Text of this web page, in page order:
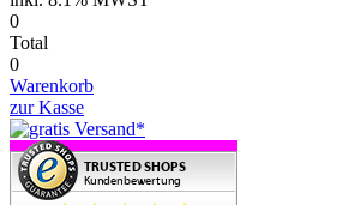
0
Total
0
Warenkorb
zur Kasse